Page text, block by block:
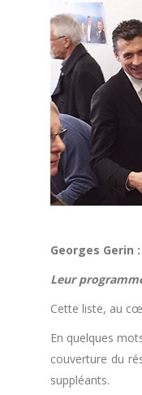
Georges Gerin :
Leur
Cette liste, au
En quelques
couverture du
suppléants.